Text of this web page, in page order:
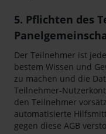
5. Pflichten des
Der Teilnehmer ist
bestem Wissen und
zu machen und die
Teilnehmer-
den Teilnehmer
automatisierte
gegen diese AGB